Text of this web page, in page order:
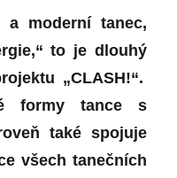
moderní tanec,
to je dlouhý
„CLASH!“.
formy tance s
také spojuje
všech tanečních